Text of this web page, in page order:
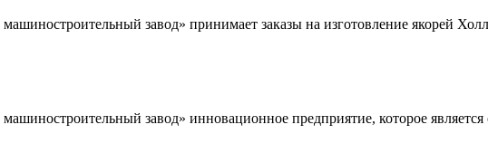
завод» принимает заказы на изготовление якорей
завод» инновационное предприятие, которое является